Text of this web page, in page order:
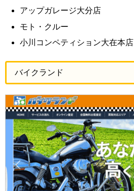
アップガレージ大分店
モト・クルー
小川コンペティション大在本店
バイクランド